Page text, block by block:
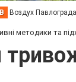
В Воздух Павлограда
методики та